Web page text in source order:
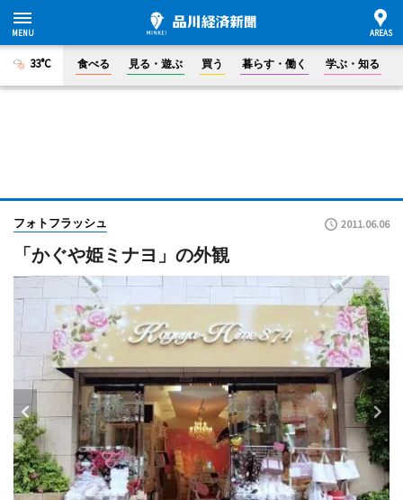
33°C 食べる 見る・遊ぶ 買う 暮らす・働く 学ぶ・知る
フォトフラッシュ 2011.06.06
「かぐや姫ミナヨ」の外観